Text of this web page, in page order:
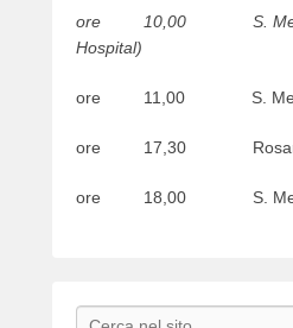
ore 10,00 S. Messa
Hospital)
ore 11,00 S.
ore 17,30
ore 18,00 S.
Search